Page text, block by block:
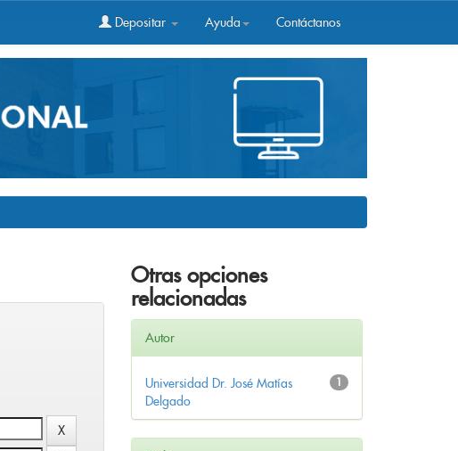
Depositar Ayuda Contáctanos
Otras opciones
relacionadas
Autor
1
Universidad Dr. José Matías
Delgado